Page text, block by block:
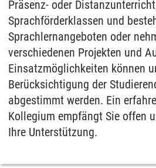
Präsenz- oder
Sprachförderklassen und
Sprachlernangeboten oder
verschiedenen Projekten und
Einsatzmöglichkeiten können
Berücksichtigung der
abgestimmt werden. Ein
Kollegium empfängt Sie offen
Ihre Unterstützung.